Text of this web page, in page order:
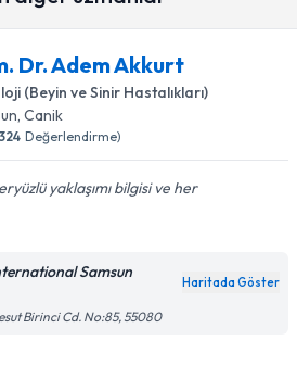
Dr. Adem Akkurt
(Beyin ve Sinir Hastalıkları)
, Canik
Değerlendirme)
yaklaşımı bilgisi ve her
Samsun
Haritada Göster
Birinci Cd. No:85, 55080